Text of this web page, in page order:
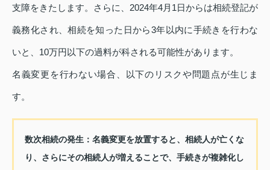
支障をきたします。さらに、2024年4月1日からは相続登記が
義務化され、相続を知った日から3年以内に手続きを行わな
いと、10万円以下の過料が科される可能性があります。
名義変更を行わない場合、以下のリスクや問題点が生じま
す。
数次相続の発生： 名義変更を放置すると、相続人が亡くな
り、さらにその相続人が増えることで、手続きが複雑化し